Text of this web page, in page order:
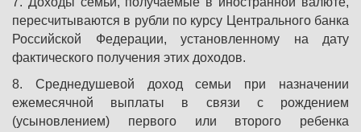
пересчитываются в рубли по курсу Центрального банка
Российской Федерации, установленному на дату
фактического получения этих доходов.
8. Среднедушевой доход семьи при назначении
ежемесячной выплаты в связи с рождением
(усыновлением) первого или второго ребенка